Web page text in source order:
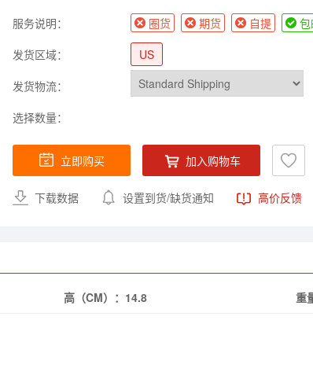
服务说明：
圈货 期货 自提
发货区域：
US
发货物流：
选择数量：
立即购买 加入购物车
下载数据 设置到货/缺货通知 高价反馈
高（CM）： 14.8 重